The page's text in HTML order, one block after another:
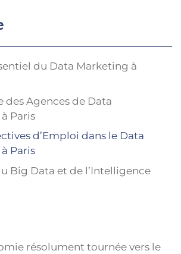
du Data Marketing à
des Agences de Data
Paris
d’Emploi dans le Data
Paris
Big Data et de l’Intelligence
résolument tournée vers le